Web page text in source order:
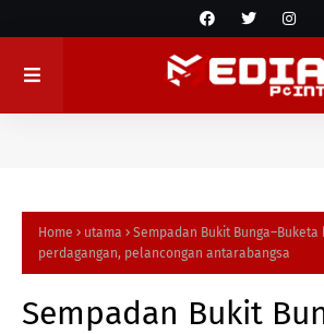
Home utama
Sempadan Bukit
perdagangan, pelancongan antarabangsa
Sempadan Bukit